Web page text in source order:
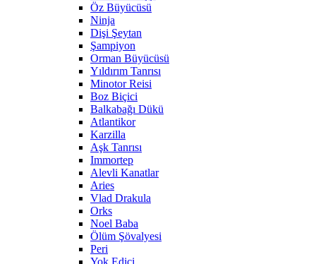
Öz Büyücüsü
Ninja
Dişi Şeytan
Şampiyon
Orman Büyücüsü
Yıldırım Tanrısı
Minotor Reisi
Boz Biçici
Balkabağı Dükü
Atlantikor
Karzilla
Aşk Tanrısı
Immortep
Alevli Kanatlar
Aries
Vlad Drakula
Orks
Noel Baba
Ölüm Şövalyesi
Peri